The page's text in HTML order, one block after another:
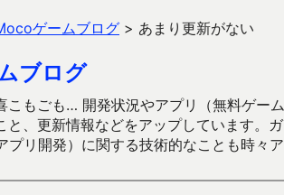
ゲームブログ > あまり更新がない
ブログ
こもごも… 開発状況やアプリ（無料ゲー
と、更新情報などをアップしています
リ開発）に関する技術的なことも時々ア